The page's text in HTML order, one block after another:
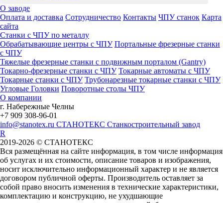
О заводе
Оплата и доставка Сотрудничество Контакты ЧПУ станок Карта
сайта
Станки с ЧПУ по металлу
Обрабатывающие центры с ЧПУ Портальные фрезерные станки
с ЧПУ
Тяжелые фрезерные станки с подвижным порталом (Gantry)
Токарно-фрезерные станки с ЧПУ Токарные автоматы с ЧПУ
Токарные станки с ЧПУ Трубонарезные токарные станки с ЧПУ
Угловые Головки Поворотные столы ЧПУ
О компании
г. Набережные Челны
+7 909 308-96-01
info@stanotex.ru СТАНОТЕКС Станкостроительный завод
R
2019-2026 © СТАНОТЕКС
Вся размещённая на сайте информация, в том числе информация
об услугах и их стоимости, описание товаров и изображения,
носит исключительно информационный характер и не является
договором публичной оферты. Производитель оставляет за
собой право вносить изменения в технические характеристики,
комплектацию и конструкцию, не ухудшающие